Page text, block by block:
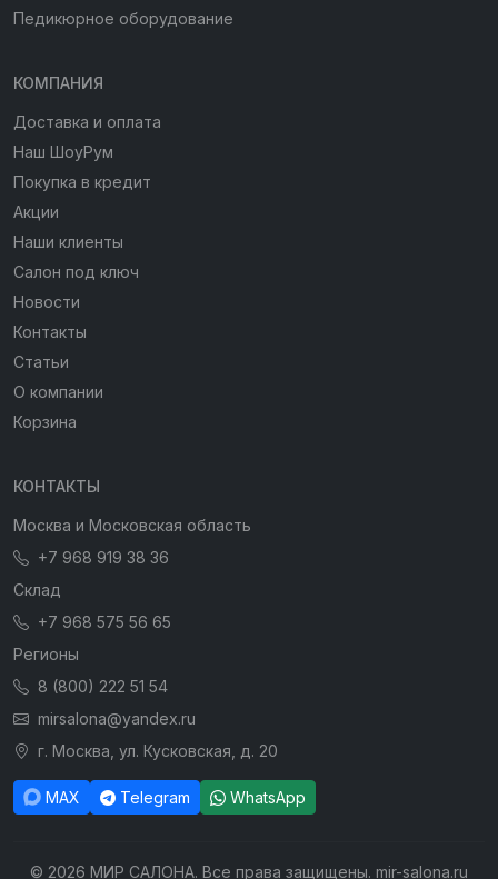
Педикюрное оборудование
КОМПАНИЯ
Доставка и оплата
Наш ШоуРум
Покупка в кредит
Акции
Наши клиенты
Салон под ключ
Новости
Контакты
Статьи
О компании
Корзина
КОНТАКТЫ
Москва и Московская область
+7 968 919 38 36
Склад
+7 968 575 56 65
Регионы
8 (800) 222 51 54
mirsalona@yandex.ru
г. Москва, ул. Кусковская, д. 20
MAX Telegram WhatsApp
© 2026 МИР САЛОНА. Все права защищены. mir-salona.ru